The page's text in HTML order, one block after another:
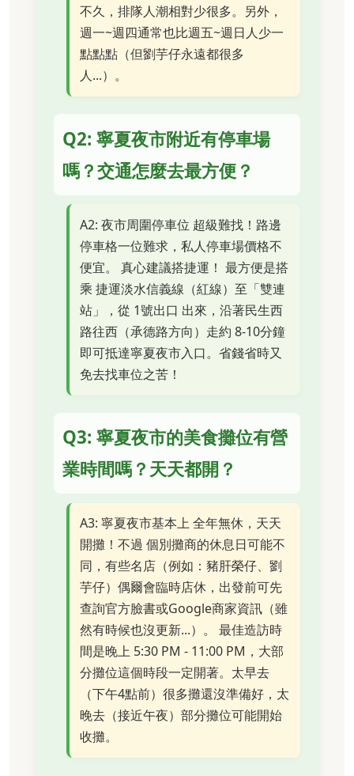
不久，排隊人潮相對少很多。另外，
週一~週四通常也比週五~週日人少一
點點點（但劉芋仔永遠都很多
人...）。
Q2: 寧夏夜市附近有停車場
嗎？交通怎麼去最方便？
A2: 夜市周圍停車位 超級難找！路邊
停車格一位難求，私人停車場價格不
便宜。 真心建議搭捷運！ 最方便是搭
乘 捷運淡水信義線（紅線）至「雙連
站」，從 1號出口 出來，沿著民生西
路往西（承德路方向）走約 8-10分鐘
即可抵達寧夏夜市入口。省錢省時又
免去找車位之苦！
Q3: 寧夏夜市的美食攤位有營
業時間嗎？天天都開？
A3: 寧夏夜市基本上 全年無休，天天
開攤！不過 個別攤商的休息日可能不
同，有些名店（例如：豬肝榮仔、劉
芋仔）偶爾會臨時店休，出發前可先
查詢官方臉書或Google商家資訊（雖
然有時候也沒更新...）。 最佳造訪時
間是晚上 5:30 PM - 11:00 PM，大部
分攤位這個時段一定開著。太早去
（下午4點前）很多攤還沒準備好，太
晚去（接近午夜）部分攤位可能開始
收攤。